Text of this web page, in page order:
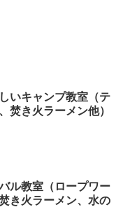
いキャンプ教室（テ
焚き火ラーメン他）
ル教室（ロープワー
き火ラーメン、水の